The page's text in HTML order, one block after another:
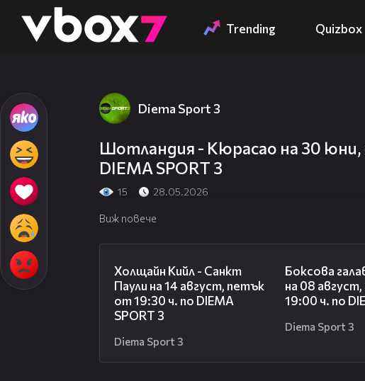
👾 Trending Quizbox
Diema Sport 3
Шотландия - Кюрасао на 30 юни,
DIEMA SPORT 3
15 28.05.2026
Виж повече
Холщайн Кийл - Санкт
Паули на 14 август, петък
от 19:30 ч. по DIEMA
SPORT 3
Diema Sport 3
Боксова
на 08
19:00 ч. по
Diema Sport 3